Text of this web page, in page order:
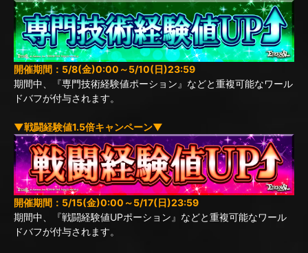
開催期間：5/8(金)0:00～5/10(日)23:59
期間中、『専門技術経験値ポーション』などと重複可能なワール
ドバフが付与されます。
▼戦闘経験値1.5倍キャンペーン▼
開催期間：5/15(金)0:00～5/17(日)23:59
期間中、『戦闘経験値UPポーション』などと重複可能なワール
ドバフが付与されます。